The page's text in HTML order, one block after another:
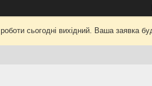
сьогодні вихідний. Ваша заявка